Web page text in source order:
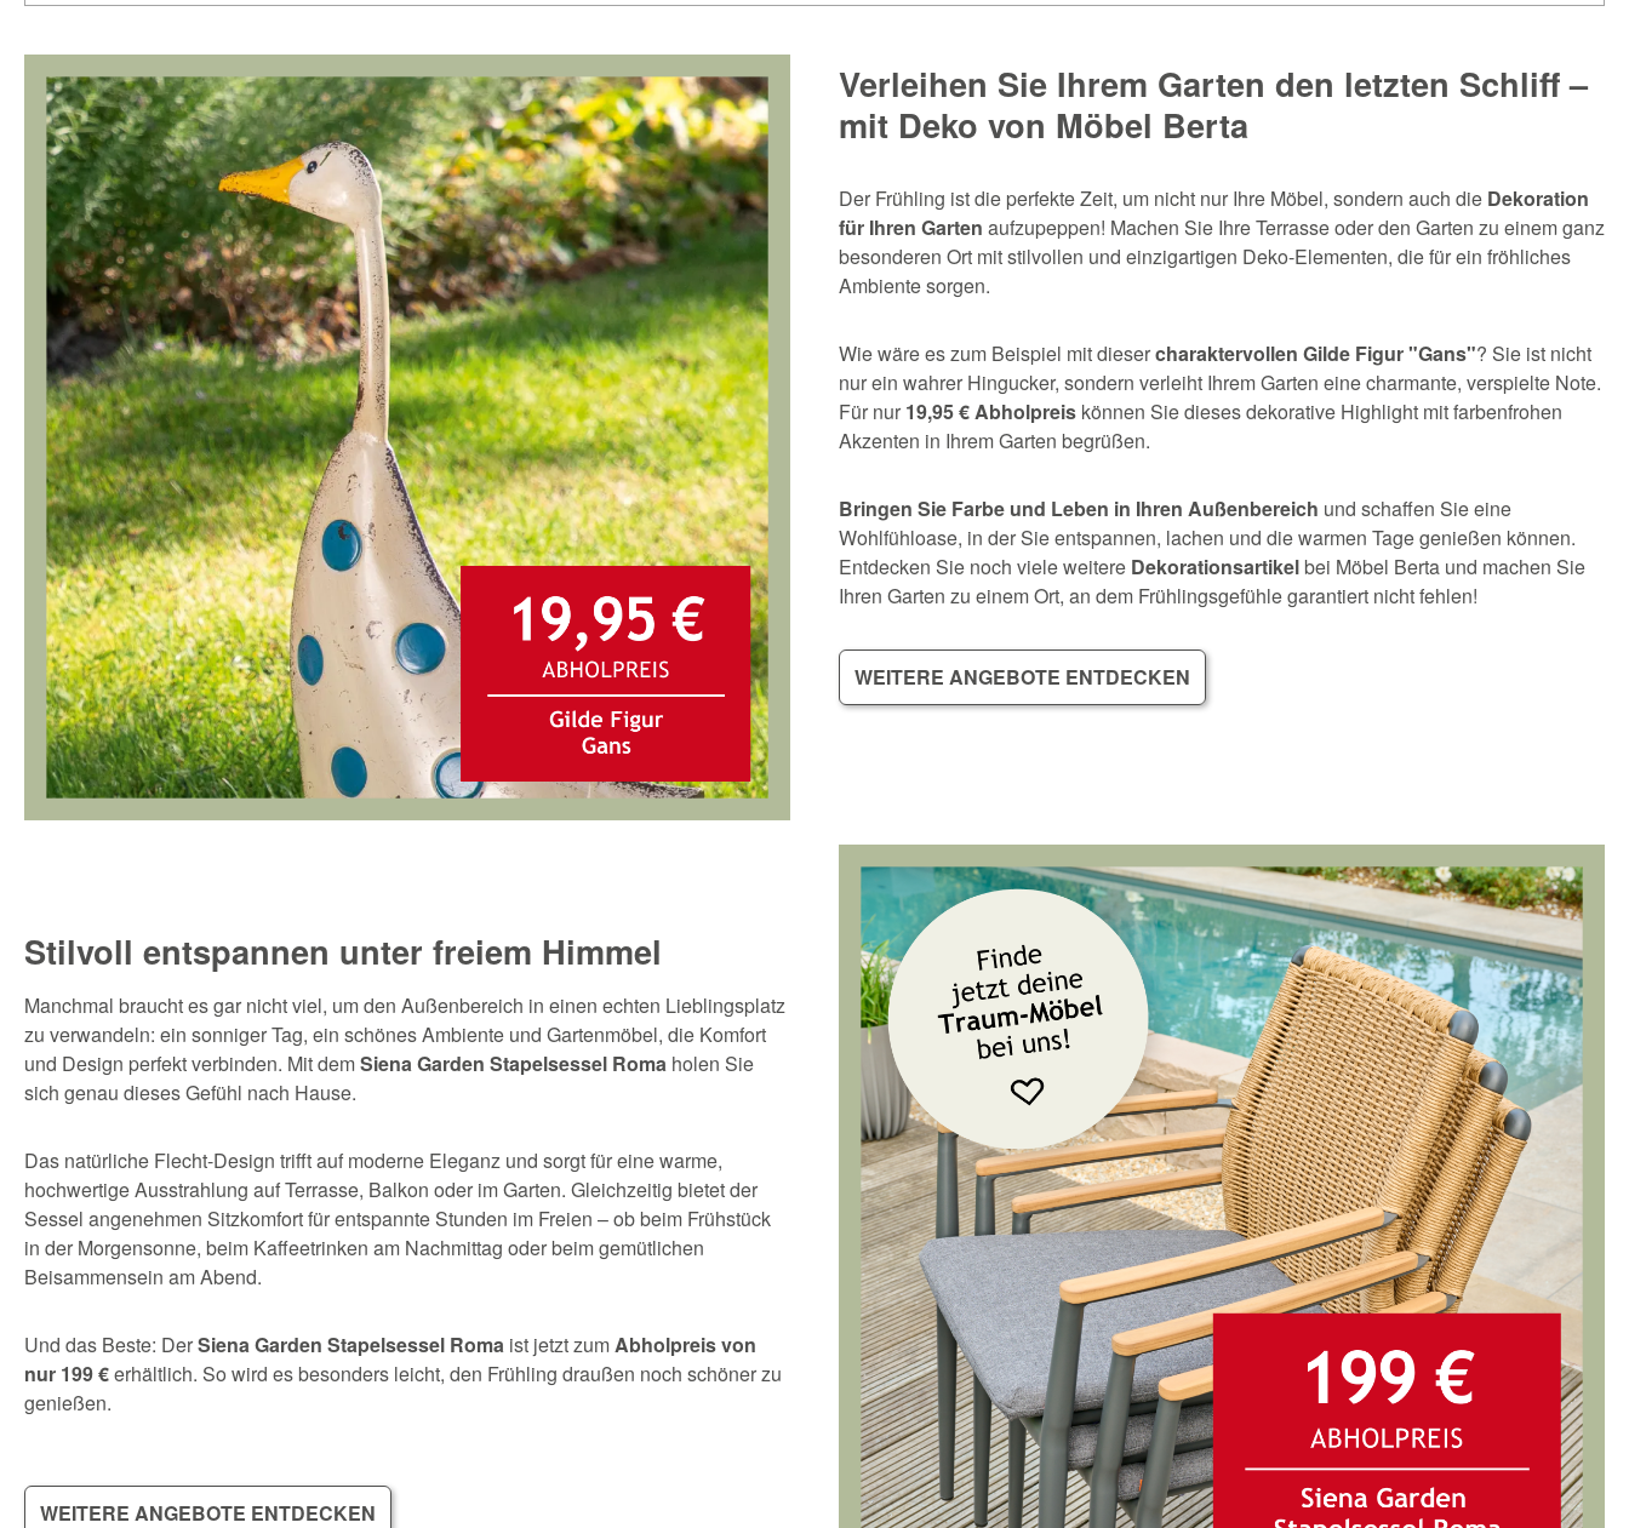
Verleihen Sie Ihrem Garten den letzten Schliff –
mit Deko von Möbel Berta
Der Frühling ist die perfekte Zeit, um nicht nur Ihre Möbel, sondern auch die Dekoration
für Ihren Garten aufzupeppen! Machen Sie Ihre Terrasse oder den Garten zu einem ganz
besonderen Ort mit stilvollen und einzigartigen Deko-Elementen, die für ein fröhliches
Ambiente sorgen.
Wie wäre es zum Beispiel mit diesercharaktervollen Gilde Figur "Gans"? Sie ist nicht
nur ein wahrer Hingucker, sondern verleiht Ihrem Garten eine charmante, verspielte Note.
Für nur 19,95 € Abholpreis können Sie dieses dekorative Highlight mit farbenfrohen
Akzenten in Ihrem Garten begrüßen.
Bringen Sie Farbe und Leben in Ihren Außenbereich und schaffen Sie eine
Wohlfühloase, in der Sie entspannen, lachen und die warmen Tage genießen können.
Entdecken Sie noch viele weitere Dekorationsartikelbei Möbel Berta und machen Sie
Ihren Garten zu einem Ort, an dem Frühlingsgefühle garantiert nicht fehlen!
WEITERE ANGEBOTE ENTDECKEN
Stilvoll entspannen unter freiem Himmel
Manchmal braucht es gar nicht viel, um den Außenbereich in einen echten Lieblingsplatz
zu verwandeln: ein sonniger Tag, ein schönes Ambiente und Gartenmöbel, die Komfort
und Design perfekt verbinden. Mit demSiena Garden Stapelsessel Roma holen Sie
sich genau dieses Gefühl nach Hause.
Das natürliche Flecht-Design trifft auf moderne Eleganz und sorgt für eine warme,
hochwertige Ausstrahlung auf Terrasse, Balkon oder im Garten. Gleichzeitig bietet der
Sessel angenehmen Sitzkomfort für entspannte Stunden im Freien – ob beim Frühstück
in der Morgensonne, beim Kaffeetrinken am Nachmittag oder beim gemütlichen
Beisammensein am Abend.
Und das Beste: DerSiena Garden Stapelsessel Roma ist jetzt zumAbholpreis von
nur 199 €erhältlich. So wird es besonders leicht, den Frühling draußen noch schöner zu
genießen.
WEITERE ANGEBOTE ENTDECKEN